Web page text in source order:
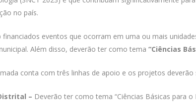
no país.
financiados eventos que ocorram em uma ou mais
Além disso, deverão ter como tema “Ciências
conta com três linhas de apoio e os projetos deverão
– Deverão ter como tema “Ciências Básicas para